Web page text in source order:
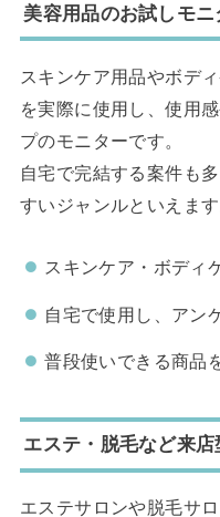
美容用品のお試しモニ
スキンケア用品やボデ
を実際に使用し、使用
プのモニターです。
自宅で完結する案件も
すいジャンルといえます
スキンケア・ボディ
自宅で使用し、アン
普段使いできる商品
エステ・脱毛など来
エステサロンや脱毛サ